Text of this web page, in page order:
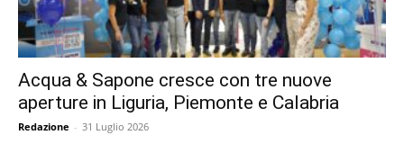
Acqua & Sapone cresce con tre nuove
aperture in Liguria, Piemonte e Calabria
Redazione - 31 Luglio 2026